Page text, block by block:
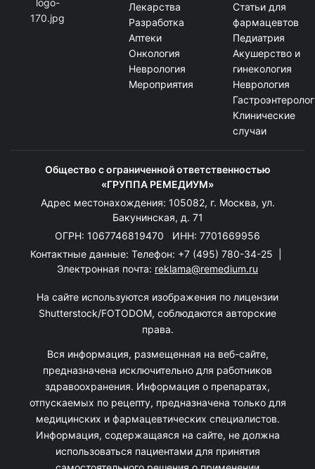
Лекарства
Разработка
Аптеки
Онкология
Неврология
Мероприятия
Статьи для
фармацевтов
Педиатрия
Акушерство и
гинекология
Неврология
Клинические
случаи
Общество с ограниченной ответственностью
«ГРУППА РЕМЕДИУМ»
Адрес местонахождения: 105082, г. Москва, ул.
Бакунинская, д. 71
ОГРН: 1067746819470 ИНН: 7701669956
Контактные данные: Телефон: +7 (495) 780-34-25
Электронная почта: reklama@remedium.ru
На сайте используются изображения по лицензии
Shutterstock/FOTODOM, соблюдаются авторские
права.
Вся информация, размещенная на веб-сайте,
предназначена исключительно для работников
здравоохранения. Информация о препаратах,
отпускаемых по рецепту, предназначена только для
медицинских и фармацевтических специалистов.
Информация, содержащаяся на сайте, не должна
использоваться пациентами для принятия